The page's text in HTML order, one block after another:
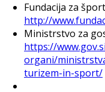
Fundacija za šport
http://
Ministrstvo za
https://
organi/
turizem-in-sport/